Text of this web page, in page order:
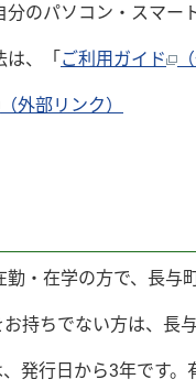
分のパソコン・スマー
は、「 ご利用ガイド
（外部リンク）
勤・在学の方で、長与
持ちでない方は、長
発行日から3年です。